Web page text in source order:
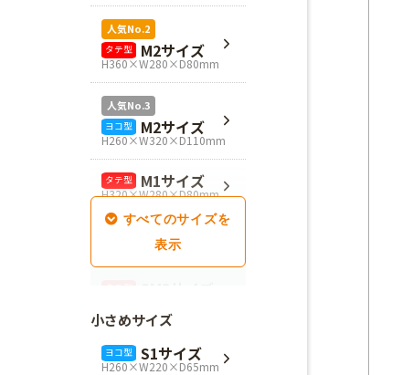
人気No.2
タテ型 M2サイズ
H360×W280×D80mm
人気No.3
ヨコ型 M2サイズ
H260×W320×D110mm
タテ型 M1サイズ
H320×W280×D80mm
SM1サイズ
H280×W260×D100mm
SM3サイズ
H360×W260×D100mm
小さめサイズ
ヨコ型 S1サイズ
H260×W220×D65mm